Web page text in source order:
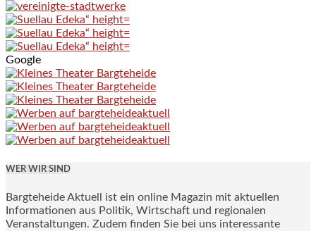
Google
WER WIR SIND
Bargteheide Aktuell ist ein online Magazin mit aktuellen
Informationen aus Politik, Wirtschaft und regionalen
Veranstaltungen. Zudem finden Sie bei uns interessante